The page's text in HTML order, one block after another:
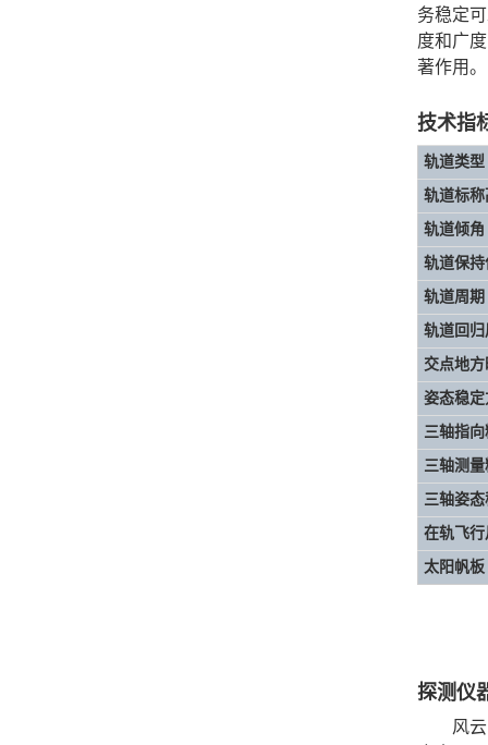
务稳定
度和广
著作用。
技术指
轨道类型
轨道标称
轨道倾角
轨道保持
轨道周期
轨道回归
交点地
姿态稳定
三轴指向
三轴测量
三轴姿
在轨飞行
太阳帆板
探测仪
风